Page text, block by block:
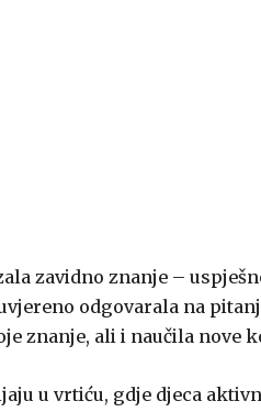
zavidno znanje –
odgovarala na
znanje, ali i naučila nove
u vrtiću, gdje djeca